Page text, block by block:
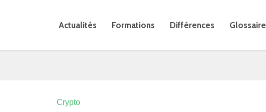
Actualités Formations Différences Glossaire
Crypto